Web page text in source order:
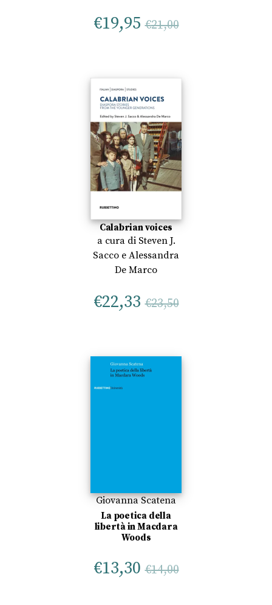
€19,95 €21,00
Calabrian voices
a cura di Steven J.
Sacco e Alessandra
De Marco
€22,33 €23,50
Giovanna Scatena
La poetica della
libertà in Macdara
Woods
€13,30 €14,00